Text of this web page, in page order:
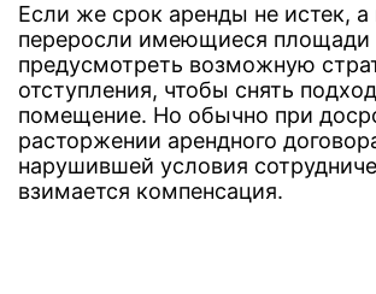
Если же срок аренды не истек, а
переросли имеющиеся площади
предусмотреть возможную
отступления, чтобы снять
помещение. Но обычно при
расторжении арендного
нарушившей условия
взимается компенсация.